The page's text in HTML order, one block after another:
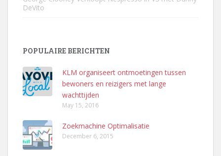
DeVito
POPULAIRE BERICHTEN
KLM organiseert ontmoetingen tussen
bewoners en reizigers met lange
wachttijden
May 15, 2016
Zoekmachine Optimalisatie
December 6, 2015